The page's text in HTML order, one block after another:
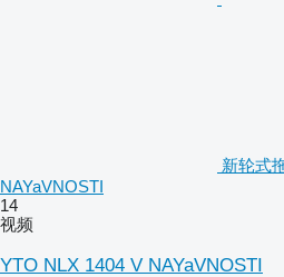
新轮式
NAYaVNOSTI
14
视频
YTO NLX 1404 V NAYaVNOSTI